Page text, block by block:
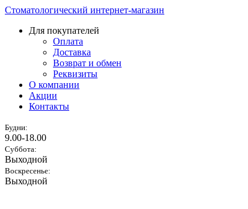
Стоматологический интернет-магазин
Для покупателей
Оплата
Доставка
Возврат и обмен
Реквизиты
О компании
Акции
Контакты
Будни:
9.00-18.00
Суббота:
Выходной
Воскресенье:
Выходной